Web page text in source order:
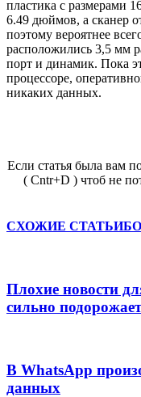
пластика с размерами
6.49 дюймов, а сканер
поэтому вероятнее
расположились 3,5 мм
порт и динамик. Пока
процессоре,
никаких данных.
Если статья была вам
( Cntr+D ) чтоб не
СХОЖИЕ СТАТЬИ
Плохие новости
сильно подорожает
В WhatsApp
данных